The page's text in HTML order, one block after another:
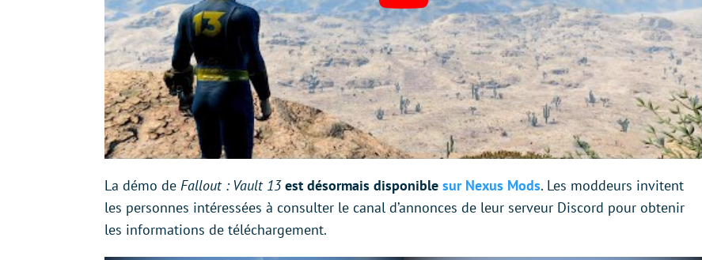
La démo de Fallout : Vault 13 est désormais disponible sur Nexus Mods. Les moddeurs invitent
les personnes intéressées à consulter le canal d’annonces de leur serveur Discord pour obtenir
les informations de téléchargement.